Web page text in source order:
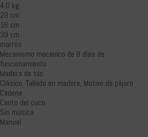
4,0 kg
29 cm
16 cm
39 cm
marrón
Mecanismo mecánico de 8 días de
funcionamiento
Madera de tilo
Clásico, Tallado en madera, Motivo de pájaro
Cadena
Canto del cuco
Sin música
Manual